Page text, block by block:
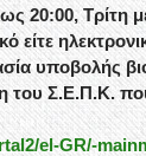
20:00, Τρίτη
είτε
υποβολής
του Σ.Ε.Π.Κ.
el-GR/-